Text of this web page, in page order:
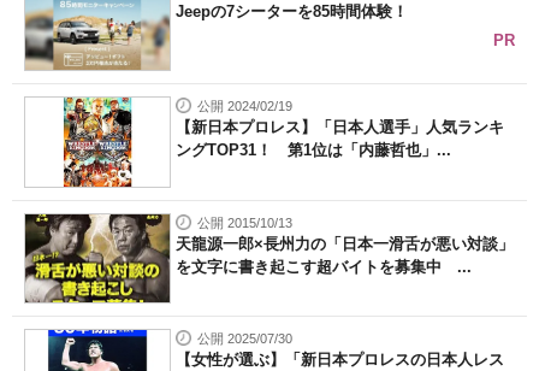
Jeepの7シーターを85時間体験！
PR
公開 2024/02/19
【新日本プロレス】「日本人選手」人気ランキ
ングTOP31！ 第1位は「内藤哲也」...
公開 2015/10/13
天龍源一郎×長州力の「日本一滑舌が悪い対談」
を文字に書き起こす超バイトを募集中 ...
公開 2025/07/30
【女性が選ぶ】「新日本プロレスの日本人レス